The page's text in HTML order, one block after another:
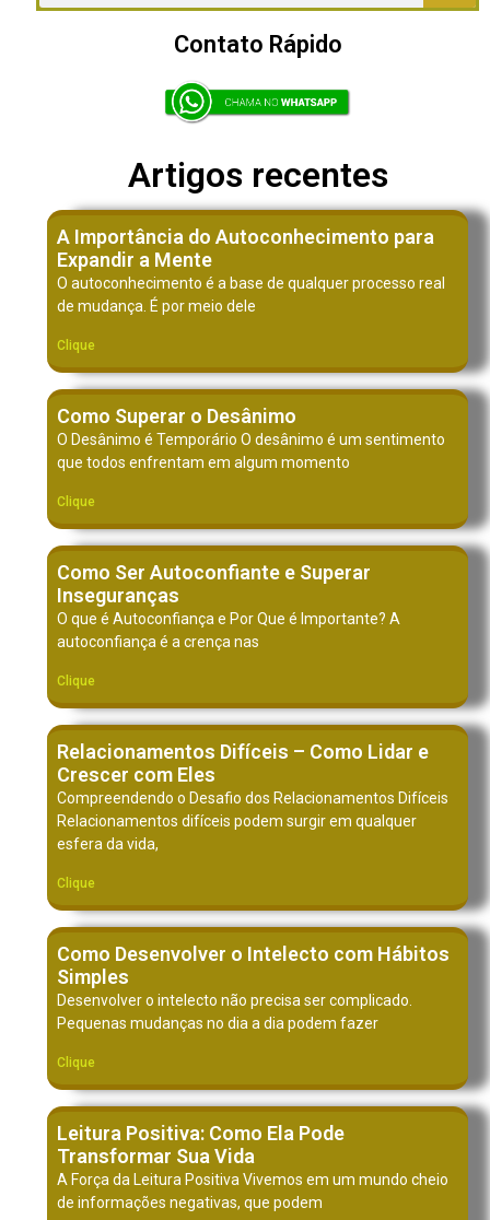
Contato Rápido
Artigos recentes
A Importância do Autoconhecimento para
Expandir a Mente
O autoconhecimento é a base de qualquer processo real
de mudança. É por meio dele
Clique
Como Superar o Desânimo
O Desânimo é Temporário O desânimo é um sentimento
que todos enfrentam em algum momento
Clique
Como Ser Autoconfiante e Superar
Inseguranças
O que é Autoconfiança e Por Que é Importante? A
autoconfiança é a crença nas
Clique
Relacionamentos Difíceis – Como Lidar e
Crescer com Eles
Compreendendo o Desafio dos Relacionamentos Difíceis
Relacionamentos difíceis podem surgir em qualquer
esfera da vida,
Clique
Como Desenvolver o Intelecto com Hábitos
Simples
Desenvolver o intelecto não precisa ser complicado.
Pequenas mudanças no dia a dia podem fazer
Clique
Leitura Positiva: Como Ela Pode
Transformar Sua Vida
A Força da Leitura Positiva Vivemos em um mundo cheio
de informações negativas, que podem